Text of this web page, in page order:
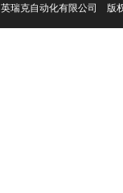
英瑞克自动化有限公司